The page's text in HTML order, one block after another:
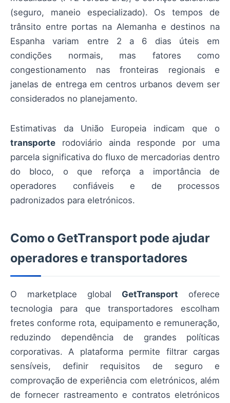
(seguro, maneio especializado). Os tempos de
trânsito entre portas na Alemanha e destinos na
Espanha variam entre 2 a 6 dias úteis em
condições normais, mas fatores como
congestionamento nas fronteiras regionais e
janelas de entrega em centros urbanos devem ser
considerados no planejamento.
Estimativas da União Europeia indicam que o
transporte rodoviário ainda responde por uma
parcela significativa do fluxo de mercadorias dentro
do bloco, o que reforça a importância de
operadores confiáveis e de processos
padronizados para eletrónicos.
Como o GetTransport pode ajudar
operadores e transportadores
O marketplace global GetTransport oferece
tecnologia para que transportadores escolham
fretes conforme rota, equipamento e remuneração,
reduzindo dependência de grandes políticas
corporativas. A plataforma permite filtrar cargas
sensíveis, definir requisitos de seguro e
comprovação de experiência com eletrónicos, além
de fornecer rastreamento e contratos eletrónicos